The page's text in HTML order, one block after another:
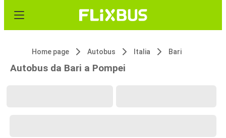
Home page Autobus Italia Bari
Autobus da Bari a Pompei